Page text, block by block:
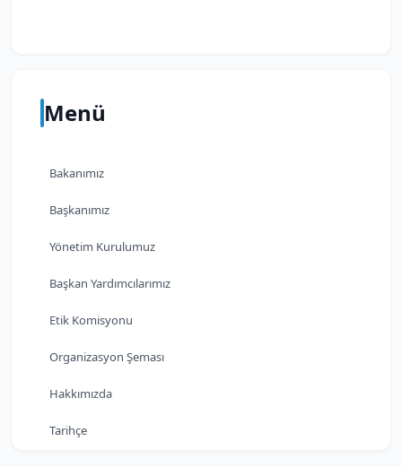
Menü
Bakanımız
Başkanımız
Yönetim Kurulumuz
Başkan Yardımcılarımız
Etik Komisyonu
Organizasyon Şeması
Hakkımızda
Tarihçe